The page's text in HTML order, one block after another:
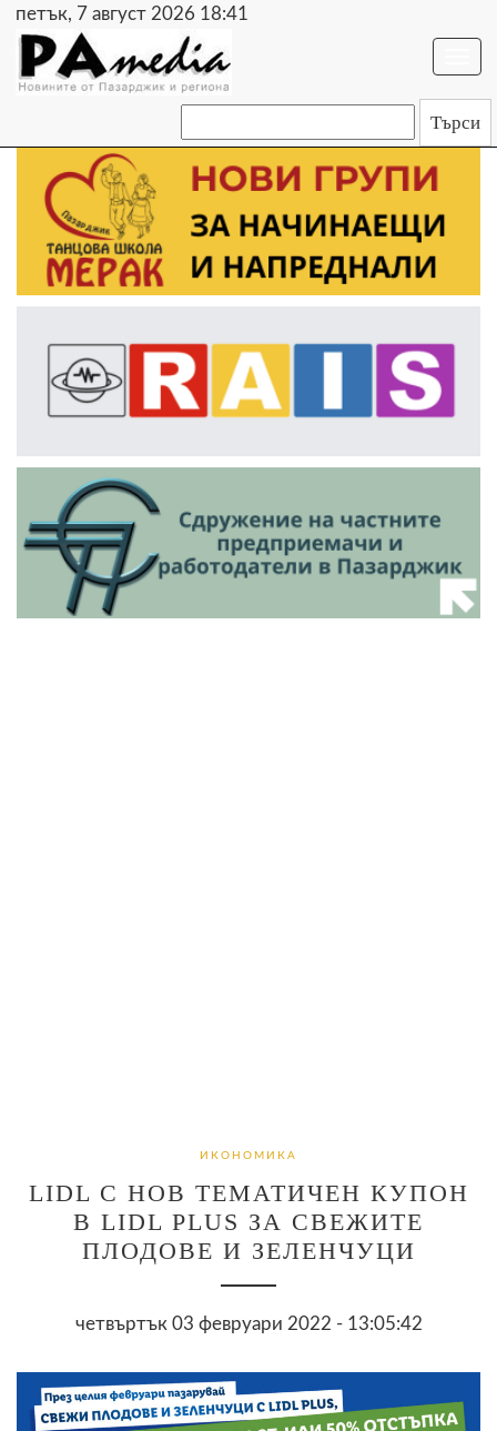
петък, 7 август 2026 18:41
ИКОНОМИКА
LIDL С НОВ ТЕМАТИЧЕН КУПОН
В LIDL PLUS ЗА СВЕЖИТЕ
ПЛОДОВЕ И ЗЕЛЕНЧУЦИ
четвъртък 03 февруари 2022 - 13:05:42